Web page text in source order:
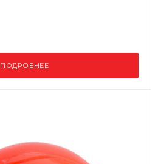
ПОДРОБНЕЕ